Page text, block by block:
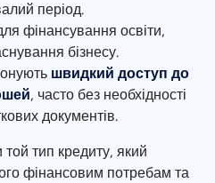
період.
фінансування освіти,
бізнесу.
швидкий доступ до
, часто без необхідності
документів.
тип кредиту, який
фінансовим потребам та